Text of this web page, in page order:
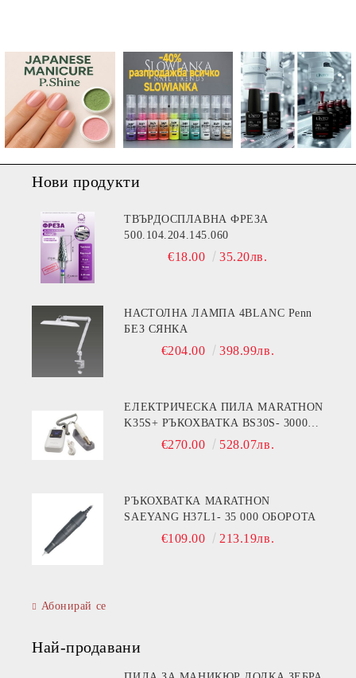
Нови продукти
ТВЪРДОСПЛАВНА ФРЕЗА
500.104.204.145.060
€18.00 35.20лв.
НАСТОЛНА ЛАМПА 4BLANC Penn
БЕЗ СЯНКА
€204.00 398.99лв.
ЕЛЕКТРИЧЕСКА ПИЛА MARATHON
K35S+ РЪКОХВАТКА BS30S- 30000
ОБОРОТА€270.00 528.07лв.
РЪКОХВАТКА MARATHON
SAEYANG H37L1- 35 000 ОБОРОТА
€109.00 213.19лв.
Абонирай се
Най-продавани